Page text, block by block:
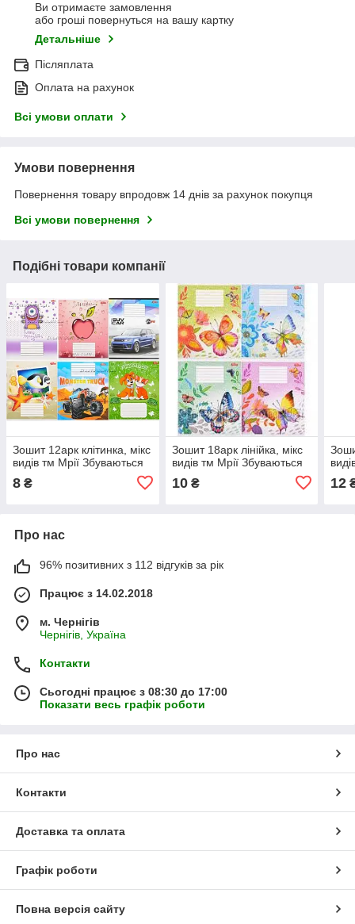
Ви отримаєте замовлення
або гроші повернуться на вашу картку
Детальніше
Післяплата
Оплата на рахунок
Всі умови оплати
Умови повернення
Повернення товару впродовж 14 днів за рахунок покупця
Всі умови повернення
Подібні товари компанії
Зошит 12арк клітинка, мікс
видів тм Мрії Збуваються
8 ₴
Зошит 18арк лінійка, мікс
видів тм Мрії Збуваються
10₴ 12
Про нас
96% позитивних з 112 відгуків за рік
Працює з 14.02.2018
м. Чернігів
Чернігів, Україна
Контакти
Сьогодні працює з 08:30 до 17:00
Показати весь графік роботи
Про нас
Контакти
Доставка та оплата
Графік роботи
Повна версія сайту